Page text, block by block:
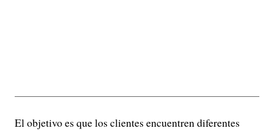
El objetivo es que los clientes encuentren diferentes